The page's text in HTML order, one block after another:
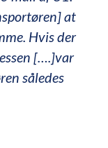
at
Hvis der
[….]var
således